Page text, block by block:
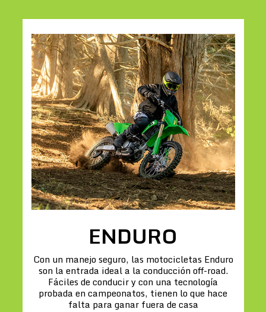
ENDURO
Con un manejo seguro, las motocicletas Enduro
son la entrada ideal a la conducción off-road.
Fáciles de conducir y con una tecnología
probada en campeonatos, tienen lo que hace
falta para ganar fuera de casa